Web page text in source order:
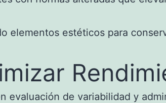
elementos estéticos para
evaluación de variabilidad y